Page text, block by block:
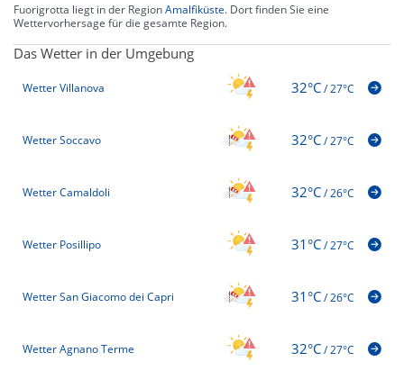
Fuorigrotta liegt in der RegionAmalfiküste. Dort finden Sie eine
Wettervorhersage für die gesamte Region.
Das Wetter in der Umgebung
Wetter Villanova 32°C/27°C
Wetter Soccavo 32°C/27°C
Wetter Camaldoli 32°C/26°C
Wetter Posillipo 31°C/27°C
Wetter San Giacomo dei Capri 31°C/26°C
Wetter Agnano Terme 32°C/27°C